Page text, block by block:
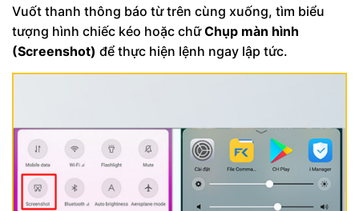
Vuốt thanh thông báo từ trên cùng xuống, tìm biểu
tượng hình chiếc kéo hoặc chữChụp màn hình
(Screenshot) để thực hiện lệnh ngay lập tức.